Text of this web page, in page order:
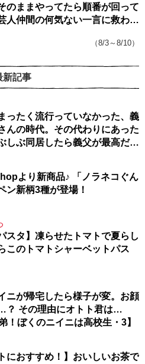
のままやってたら順番が回って
人仲間の何気ない一言に救われ
（8/3～8/10）
新記事
ったく流行っていなかった、義
んの時代。その代わりにあった
しぶ同居したら義父が最高だっ
より新商品♪ 「ノラネコぐん
ン新柄3種が登場！
スタ】凍らせたトマトで夏らし
このトマトシャーベットパス
ニが帰宅したら様子が変。お顔
？ その理由にオトト君は…
！ぼくのニイニは高校生・3】
におすすめ！】おいしいお茶で